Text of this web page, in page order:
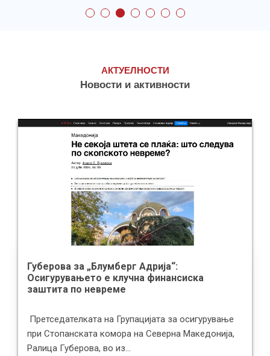
високото
образование
АКТУЕЛНОСТИ
Новости и активности
Губерова за „Блумберг Адрија“:
Осигурувањето е клучна финансиска
заштита по невреме
Претседателката на Групацијата за осигурување
при Стопанската комора на Северна Македонија,
Ралица Губерова, во из...